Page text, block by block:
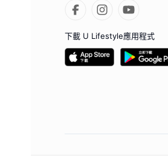
下載 U Lifestyle應用程式